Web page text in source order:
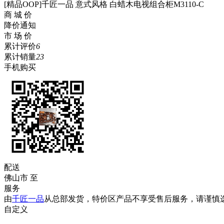
[精品OOP]千匠一品 意式风格 白蜡木电视组合柜M3110-C
商 城 价
降价通知
市 场 价
累计评价6
累计销量23
手机购买
配送
佛山市 至
服务
由千匠一品从总部发货，特价区产品不享受售后服务，请谨慎
自定义